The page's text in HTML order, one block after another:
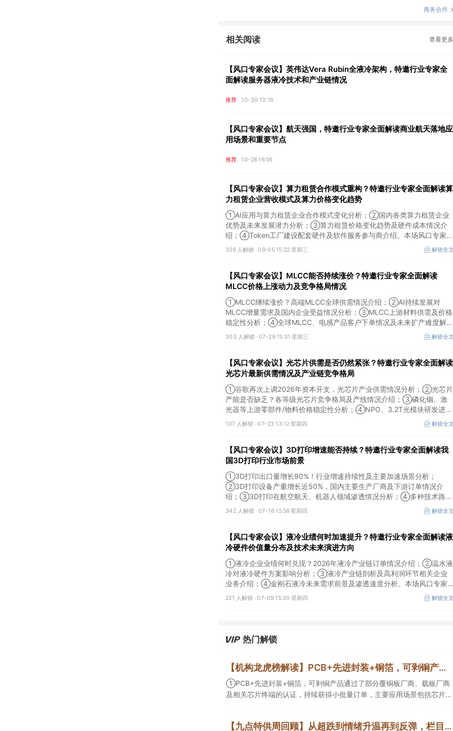
商务合作
相关阅读 查看更多
【风口专家会议】英伟达Vera Rubin全液冷架构，特邀行业专家全
面解读服务器液冷技术和产业链情况
推荐 10-30 13:16
【风口专家会议】航天强国，特邀行业专家全面解读商业航天落地应
用场景和重要节点
推荐 10-28 16:56
【风口专家会议】算力租赁合作模式重构？特邀行业专家全面解读算
力租赁企业营收模式及算力价格变化趋势
①AI应用与算力租赁企业合作模式变化分析；②国内各类算力租赁企业
优势及未来发展潜力分析；③算力租赁价格变化趋势及硬件成本情况介
绍；④Token工厂建设配套硬件及软件服务参与商介绍。本场风口专家会
议将于8月5日（周三）19:00举行，特邀行业专家全面解读算力租赁企业
营收模式及算力价格变化趋势。
329 人解锁 ·08-05 15:22 星期三 解锁全
【风口专家会议】MLCC能否持续涨价？特邀行业专家全面解读
MLCC价格上涨动力及竞争格局情况
①MLCC继续涨价？高端MLCC全球供需情况介绍；②AI持续发展对
MLCC增量需求及国内企业受益情况分析；③MLCC上游材料供需及价格
稳定性分析；④全球MLCC、电感产品客户下单情况及未来扩产难度解
析。本场风口专家会议将于7月29日（周三）20:30举行，特邀行业专家
全面解读MLCC价格上涨动力及竞争格局情况。
303 人解锁 ·07-29 15:31 星期三 解锁全
【风口专家会议】光芯片供需是否仍然紧张？特邀行业专家全面解读
光芯片最新供需情况及产业链竞争格局
①谷歌再次上调2026年资本开支，光芯片产业供需情况分析；②光芯片
产能是否缺乏？各等级光芯片竞争格局及产线情况介绍；③磷化铟、激
光器等上游零部件/物料价格稳定性分析；④NPO、3.2T光模块研发进展
介绍。本场风口专家会议将于7月23日（周四）16:30举行，特邀行业专
家全面解读光芯片最新供需情况及产业链竞争格局。
107 人解锁 ·07-23 13:12 星期四 解锁全
【风口专家会议】3D打印增速能否持续？特邀行业专家全面解读我
国3D打印行业市场前景
①3D打印出口量增长90%！行业增速持续性及主要加速场景分析；
②3D打印设备产量增长近50%，国内主要生产厂商及下游订单情况介
绍；③3D打印在航空航天、机器人领域渗透情况分析；④多种技术路线
及所需产业链供需情况剖析。本场风口专家会议将于7月16日（周四）
20:00举行，特邀行业专家全面解读我国3D打印行业市场前景。
342 人解锁 ·07-16 15:58 星期四 解锁全
【风口专家会议】液冷业绩何时加速提升？特邀行业专家全面解读液
冷硬件价值量分布及技术未来演进方向
①液冷企业业绩何时兑现？2026年液冷产业链订单情况介绍；②温水液
冷对液冷硬件方案影响分析；③液冷产业链剖析及高利润环节相关企业
业务介绍；④金刚石液冷未来需求前景及渗透速度分析。本场风口专家
会议将于7月9日（周四）19:30举行，特邀行业专家全面解读液冷硬件价
值量分布及技术未来演进方向。
221 人解锁 ·07-09 15:30 星期四 解锁全
热门解锁
【机构龙虎榜解读】PCB+先进封装+铜箔，可剥铜产品通过了部分覆铜板厂商、载板厂商及相关芯片终端的认证，持续获得小批量订单，主要应用场景包括芯片封装光模块用PCB，机构大额净买入这家公司
①PCB+先进封装+铜箔，可剥铜产品通过了部分覆铜板厂商、载板厂商
及相关芯片终端的认证，持续获得小批量订单，主要应用场景包括芯片封
具备承接细胞与基因治疗产品商业化受托生产的合规资质，这家公司获净
【九点特供周回顾】从超跌到情绪升温再到反弹，栏目梳理AI应用题材逻辑，AI教育人气公司解读后获4连板